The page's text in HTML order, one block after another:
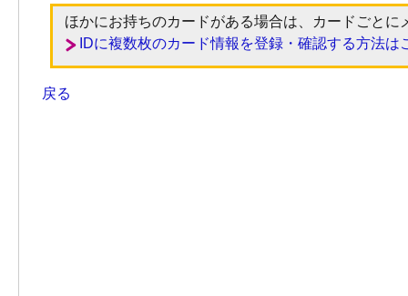
ほかにお持ちのカードがある場合は、カードごと
IDに複数枚のカード情報を登録・確認する方法は
戻る